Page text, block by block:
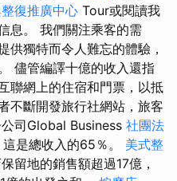
復推廣中心 Tour或閱讀我
息。 我們關注乘客的需
供獨特而令人難忘的體驗，
儘管編譯十億的收入還指
聯網上的住宿和門票，以抵
不斷開發旅行社網站，旅客
司Global Business 社團法
是總收入的65％。 美式整
留地的銷售額超過17億，